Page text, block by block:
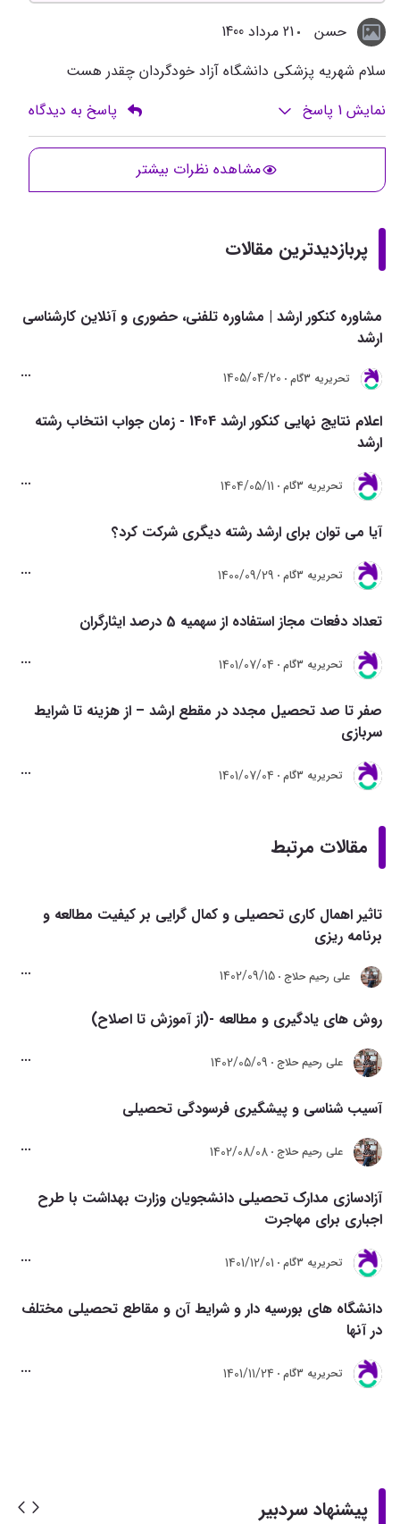
حسن
21 مرداد 1400
سلام شهریه پزشکی دانشگاه آزاد خودگردان چقدر هست
نمایش 1 پاسخ پاسخ به دیدگاه
مشاهده نظرات بیشتر
پربازدیدترین مقالات
مشاوره کنکور ارشد | مشاوره تلفنی، حضوری و آنلاین کارشناسی
ارشد
تحريريه 3گام 1405/04/20
اعلام نتایج نهایی کنکور ارشد 1404 - زمان جواب انتخاب رشته
ارشد
تحريريه 3گام 1404/05/11
آیا می توان برای ارشد رشته دیگری شرکت کرد؟
تحريريه 3گام 1400/09/29
تعداد دفعات مجاز استفاده از سهمیه 5 درصد ایثارگران
تحريريه 3گام 1401/07/04
صفر تا صد تحصیل مجدد در مقطع ارشد – از هزینه تا شرایط
سربازی
تحريريه 3گام 1401/07/04
مقالات مرتبط
تاثیر اهمال کاری تحصیلی و کمال گرایی بر کیفیت مطالعه و
برنامه ریزی
علی رحیم حلاج 1402/09/15
روش های یادگیری و مطالعه -(از آموزش تا اصلاح)
علی رحیم حلاج 1402/05/09
آسیب شناسی و پیشگیری فرسودگی تحصیلی‌
علی رحیم حلاج 1402/08/08
آزادسازی مدارک تحصیلی دانشجویان وزارت بهداشت با طرح
اجباری برای مهاجرت
تحريريه 3گام 1401/12/01
دانشگاه های بورسیه دار و شرایط آن و مقاطع تحصیلی مختلف
در آنها
تحريريه 3گام 1401/11/24
پیشنهاد سردبیر